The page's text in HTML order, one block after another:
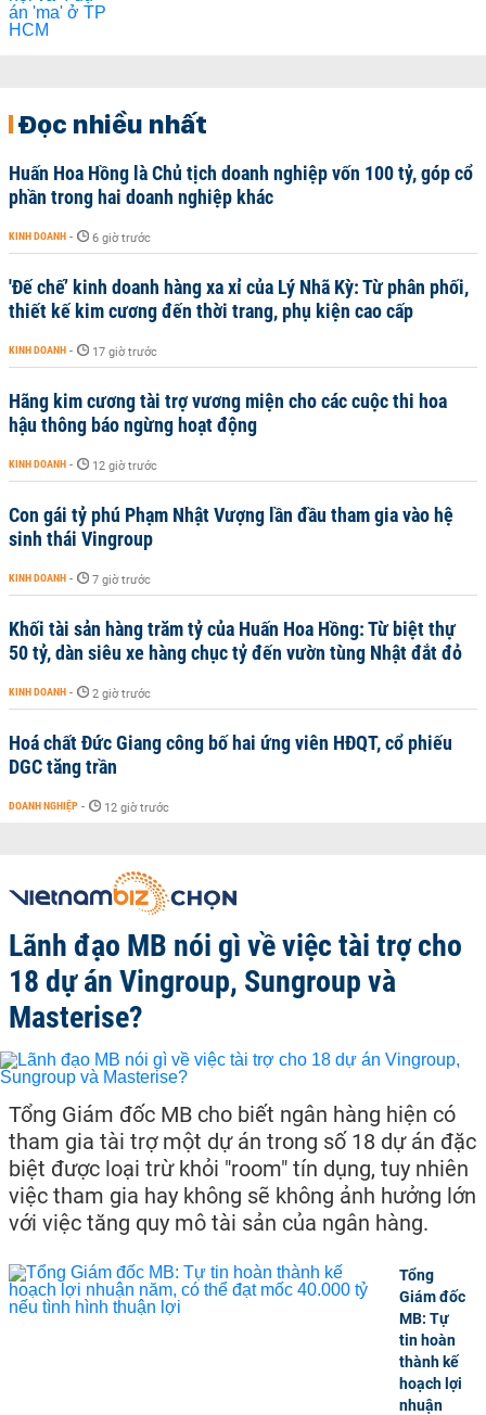
Đọc nhiều nhất
Huấn Hoa Hồng là Chủ tịch doanh nghiệp vốn 100 tỷ, góp cổ
phần trong hai doanh nghiệp khác
KINH DOANH - 6 giờ trước
'Đế chế’ kinh doanh hàng xa xỉ của Lý Nhã Kỳ: Từ phân phối,
thiết kế kim cương đến thời trang, phụ kiện cao cấp
KINH DOANH - 17 giờ trước
Hãng kim cương tài trợ vương miện cho các cuộc thi hoa
hậu thông báo ngừng hoạt động
KINH DOANH - 12 giờ trước
Con gái tỷ phú Phạm Nhật Vượng lần đầu tham gia vào hệ
sinh thái Vingroup
KINH DOANH - 7 giờ trước
Khối tài sản hàng trăm tỷ của Huấn Hoa Hồng: Từ biệt thự
50 tỷ, dàn siêu xe hàng chục tỷ đến vườn tùng Nhật đắt đỏ
KINH DOANH - 2 giờ trước
Hoá chất Đức Giang công bố hai ứng viên HĐQT, cổ phiếu
DGC tăng trần
DOANH NGHIỆP - 12 giờ trước
Lãnh đạo MB nói gì về việc tài trợ cho
18 dự án Vingroup, Sungroup và
Masterise?
Tổng Giám đốc MB cho biết ngân hàng hiện có
tham gia tài trợ một dự án trong số 18 dự án đặc
biệt được loại trừ khỏi "room" tín dụng, tuy nhiên
việc tham gia hay không sẽ không ảnh hưởng lớn
với việc tăng quy mô tài sản của ngân hàng.
Tổng
Giám đốc
MB: Tự
tin hoàn
thành kế
hoạch lợi
nhuận